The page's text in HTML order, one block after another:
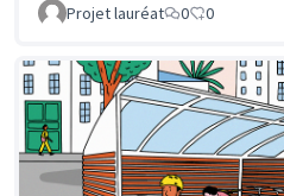
Projet lauréat 0 0